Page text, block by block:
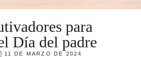
para
Día del padre
11 DE MARZO DE 2024